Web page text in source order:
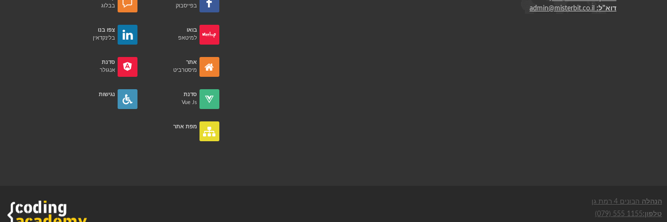
דוא"ל: admin@misterbit.co.il
בפייסבוק
בבלוג
בואו
למיטאפ
צפו בנו
בלינקדאין
אתר
מיסטרביט
סדנת
אנגולר
סדנת
Vue Js
נגישות
מפת אתר
הנהלה הבונים 4 רמת גן
טלפון:(079) 555 1155